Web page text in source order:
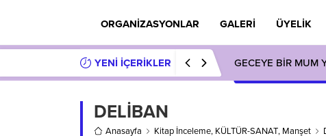
ORGANİZASYONLAR GALERİ ÜYELİK
YENİ İÇERİKLER GECEYE BİR MUM
DELİBAN
Anasayfa Kitap İnceleme, KÜLTÜR-SANAT, Manşet